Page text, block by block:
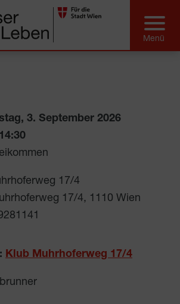
3. September 2026
14:30
17/4
17/4, 1110 Wien
Klub Muhrhoferweg 17/4